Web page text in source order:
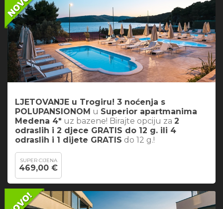
LJETOVANJE u Trogiru! 3 noćenja s
POLUPANSIONOM u Superior apartmanima
Medena 4* uz bazene! Birajte opciju za 2
odraslih i 2 djece GRATIS do 12 g. ili 4
odraslih i 1 dijete GRATIS do 12 g.!
SUPER CIJENA
469,00 €